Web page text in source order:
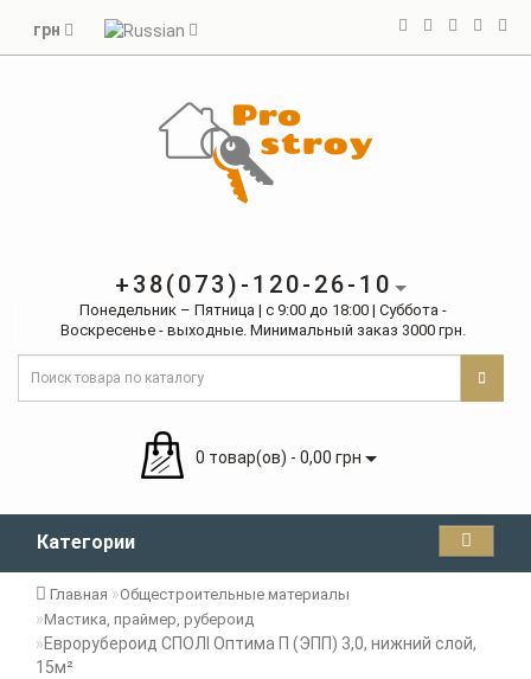
грн
+38(073)-120-26-10
Понедельник – Пятница | с 9:00 до 18:00 | Суббота -
Воскресенье - выходные. Минимальный заказ 3000 грн.
0 товар(ов) - 0,00 грн
Категории
Главная
Общестроительные материалы
Мастика, праймер, рубероид
Еврорубероид СПОЛІ Оптима П (ЭПП) 3,0, нижний слой,
15м²